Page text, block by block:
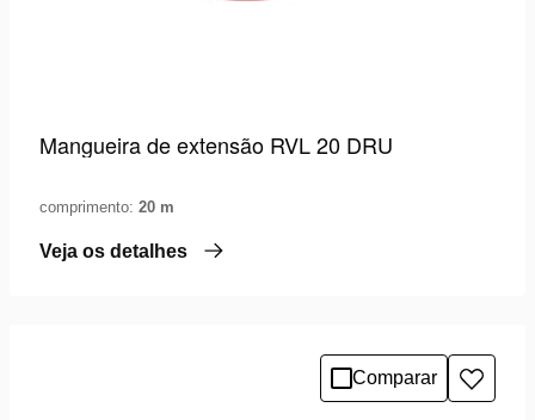
Mangueira de extensão RVL 20 DRU
comprimento: 20 m
Veja os detalhes
Comparar
à